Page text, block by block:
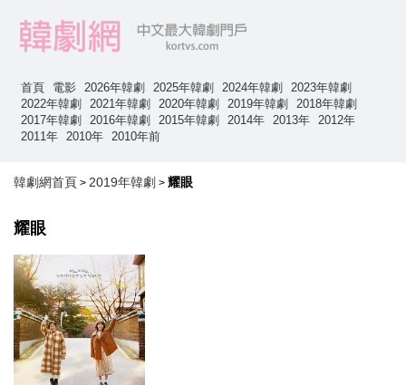
首頁 電影 2026年韓劇 2025年韓劇 2024年韓劇
2023年韓劇
2022年韓劇
2021年韓劇 2020年韓劇 2019年韓劇
2018年韓劇
2017年韓劇
2016年韓劇 2015年韓劇 2014年 2013年
2012年
2011年
2010年 2010年前
韓劇網首頁 > 2019年韓劇 > 耀眼
耀眼